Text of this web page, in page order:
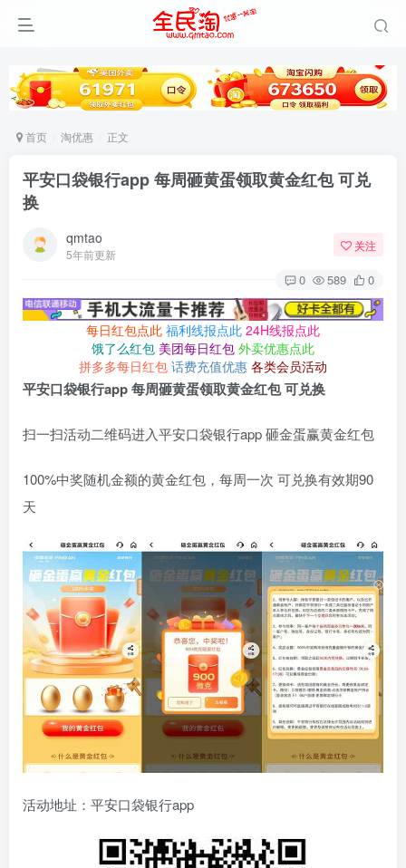
首页 淘优惠 正文
平安口袋银行app 每周砸黄蛋领取黄金红包 可兑
换
qmtao
5年前更新
关注
0 589 0
每日红包点此 福利线报点此 24H线报点此
饿了么红包 美团每日红包 外卖优惠点此
拼多多每日红包 话费充值优惠 各类会员活动
平安口袋银行app 每周砸黄蛋领取黄金红包 可兑换
扫一扫活动二维码进入平安口袋银行app 砸金蛋赢黄金红包
100%中奖随机金额的黄金红包，每周一次 可兑换有效期90
天
活动地址：平安口袋银行app